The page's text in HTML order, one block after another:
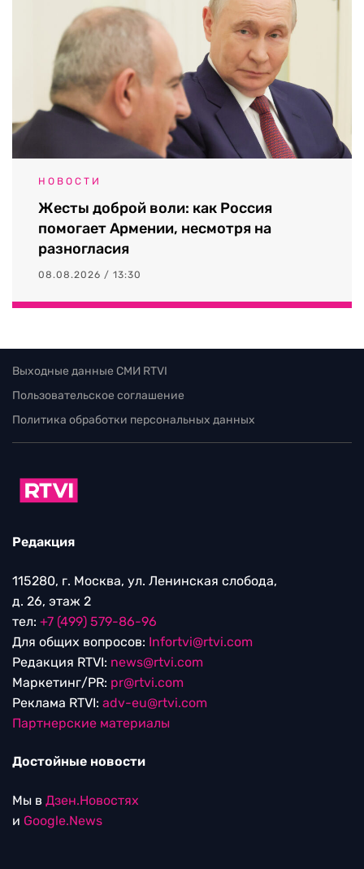
НОВОСТИ
Жесты доброй воли: как Россия
помогает Армении, несмотря на
разногласия
08.08.2026 / 13:30
Выходные данные СМИ RTVI
Пользовательское соглашение
Политика обработки персональных данных
Редакция
115280, г. Москва, ул. Ленинская слобода,
д. 26, этаж 2
тел: +7 (499) 579-86-96
Для общих вопросов: Infortvi@rtvi.com
Редакция RTVI: news@rtvi.com
Маркетинг/PR: pr@rtvi.com
Реклама RTVI: adv-eu@rtvi.com
Партнерские материалы
Достойные новости
Мы в Дзен.Новостях
и Google.News